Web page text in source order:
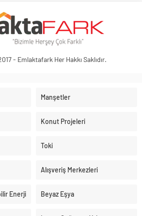
- Emlaktafark Her Hakkı Saklıdır.
Manşetler
Konut Projeleri
Toki
Alışveriş Merkezleri
Enerji Beyaz Eşya